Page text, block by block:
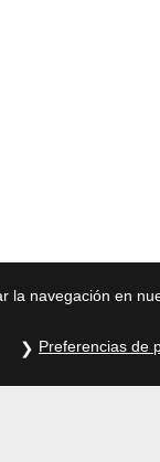
la navegación en
Preferencias de